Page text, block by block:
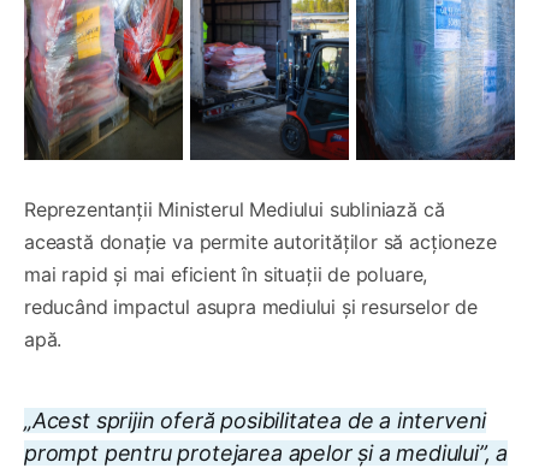
Reprezentanții Ministerul Mediului subliniază că
această donație va permite autorităților să acționeze
mai rapid și mai eficient în situații de poluare,
reducând impactul asupra mediului și resurselor de
apă.
„Acest sprijin oferă posibilitatea de a interveni
prompt pentru protejarea apelor și a mediului”, a